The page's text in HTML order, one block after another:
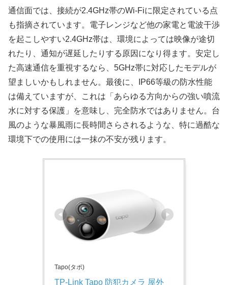
通信面では、接続が2.4GHz帯のWi-Fiに限定されている点
も指摘されています。電子レンジなど他の家電と電波干渉
を起こしやすい2.4GHz帯は、環境によっては映像が途切
れたり、通知が遅延したりする原因になり得ます。安定し
た高速通信を重視するなら、5GHz帯に対応したモデルが
望ましいかもしれません。最後に、IP66等級の防水性能
は備えていますが、これは「あらゆる方向からの強い噴流
水に対する保護」を意味し、完全防水ではありません。台
風のような暴風雨に長時間さらされるような、特に過酷な
環境下での使用には一抹の不安が残ります。​
Tapo(タポ)
TP-Link Tapo 防犯カメラ 屋外